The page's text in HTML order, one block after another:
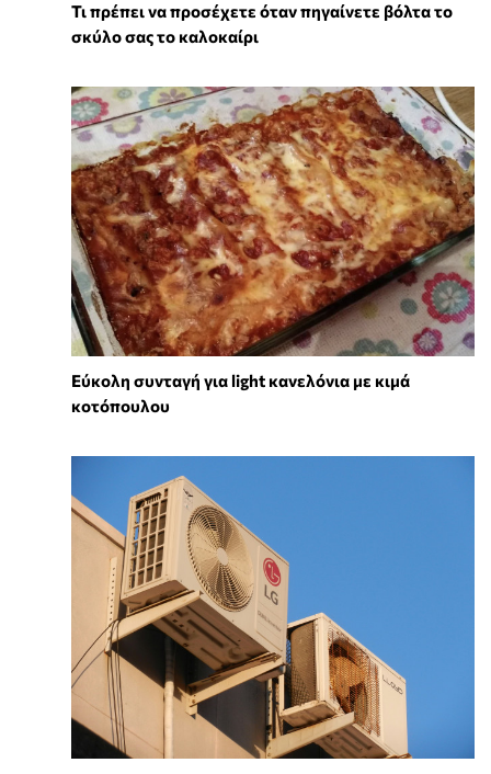
Τι πρέπει να προσέχετε όταν πηγαίνετε βόλτα το
σκύλο σας το καλοκαίρι
Εύκολη συνταγή για light κανελόνια με κιμά
κοτόπουλου